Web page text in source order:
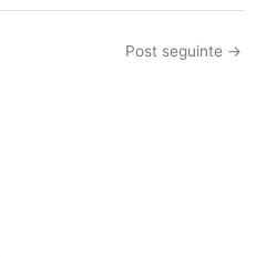
Post seguinte →